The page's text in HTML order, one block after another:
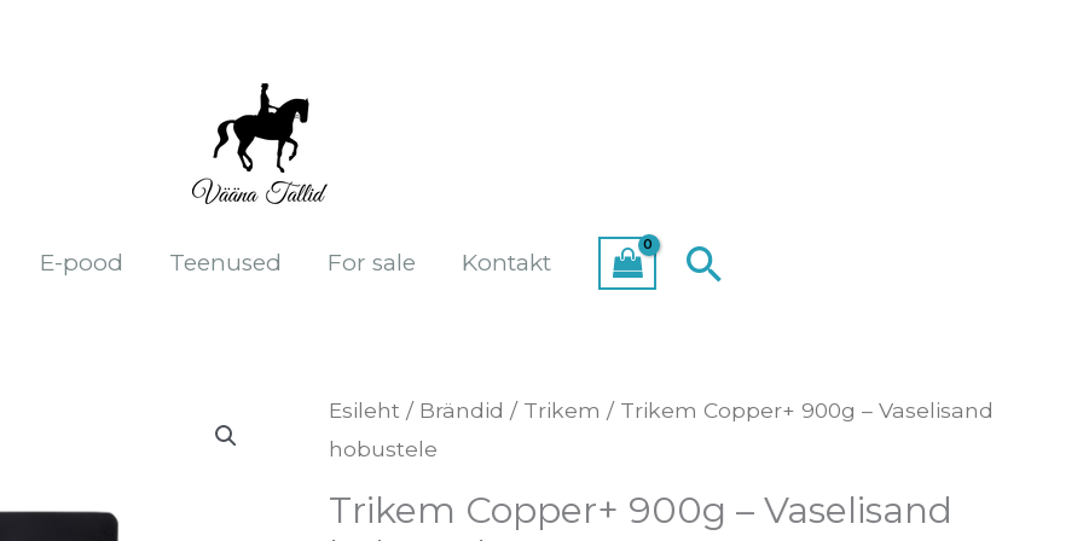
E-pood Teenused For sale Kontakt Search
Esileht / Brändid / Trikem / Trikem Copper+ 900g – Vaselisand
hobustele
Trikem Copper+ 900g – Vaselisand
Trikem
Copper+
900g